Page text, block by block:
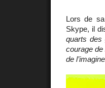
Lors de
Skype, il
quarts des
courage de
de